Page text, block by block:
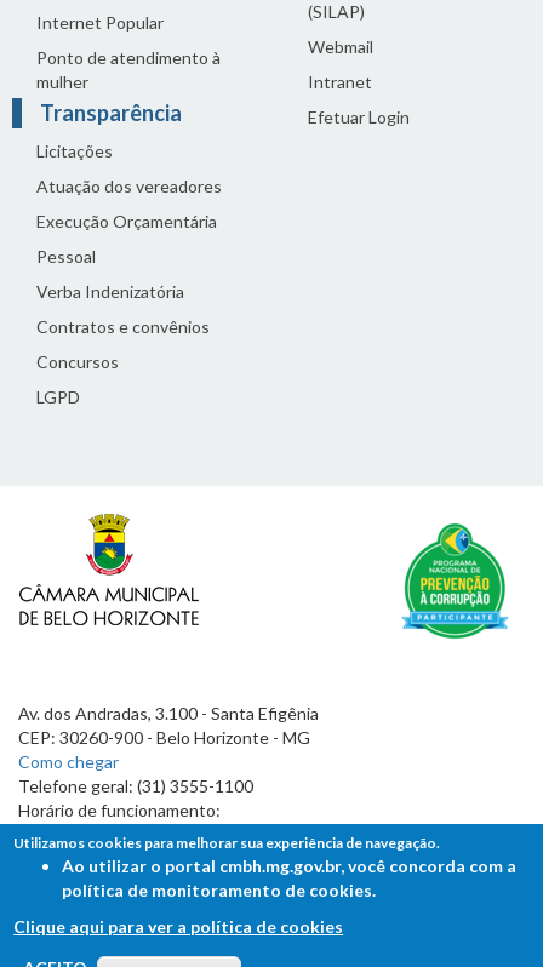
Internet Popular
Ponto de atendimento à
mulher
Transparência
Licitações
Atuação dos vereadores
Execução Orçamentária
Pessoal
Verba Indenizatória
Contratos e convênios
Concursos
LGPD
(SILAP)
Webmail
Intranet
Efetuar Login
Av. dos Andradas, 3.100 - Santa Efigênia
CEP: 30260-900 - Belo Horizonte - MG
Como chegar
Telefone geral: (31) 3555-1100
Horário de funcionamento:
7h às 19h
FALE COM A CÂMARA
Utilizamos cookies para melhorar sua experiência de navegação.
Ao utilizar o portal cmbh.mg.gov.br, você concorda com a
política de monitoramento de cookies.
Clique aqui para ver a política de cookies